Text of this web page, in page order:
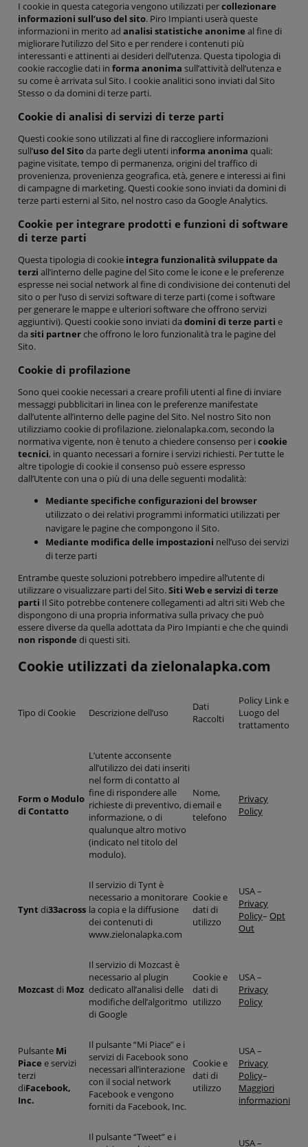
I cookie in questa categoria vengono utilizzati percollezionare
informazioni sull’uso del sito. Piro Impianti userà queste
informazioni in merito ad analisi statistiche anonime al fine di
migliorare l’utilizzo del Sito e per rendere i contenuti più
interessanti e attinenti ai desideri dell’utenza. Questa tipologia di
cookie raccoglie dati in forma anonima sull’attività dell’utenza e
su come è arrivata sul Sito. I cookie analitici sono inviati dal Sito
Stesso o da domini di terze parti.
Cookie di analisi di servizi di terze parti
Questi cookie sono utilizzati al fine di raccogliere informazioni
sull’uso del Sitoda parte degli utenti informa anonima quali:
pagine visitate, tempo di permanenza, origini del traffico di
provenienza, provenienza geografica, età, genere e interessi ai fini
di campagne di marketing. Questi cookie sono inviati da domini di
terze parti esterni al Sito, nel nostro caso da Google Analytics.
Cookie per integrare prodotti e funzioni di software
di terze parti
Questa tipologia di cookie integra funzionalità sviluppate da
terzi all’interno delle pagine del Sito come le icone e le preferenze
espresse nei social network al fine di condivisione dei contenuti del
sito o per l’uso di servizi software di terze parti (come i software
per generare le mappe e ulteriori software che offrono servizi
aggiuntivi). Questi cookie sono inviati da domini di terze parti e
da siti partnerche offrono le loro funzionalità tra le pagine del
Sito.
Cookie di profilazione
Sono quei cookie necessari a creare profili utenti al fine di inviare
messaggi pubblicitari in linea con le preferenze manifestate
dall’utente all’interno delle pagine del Sito. Nel nostro Sito non
utilizziamo cookie di profilazione. zielonalapka.com, secondo la
normativa vigente, non è tenuto a chiedere consenso per i cookie
tecnici, in quanto necessari a fornire i servizi richiesti. Per tutte le
altre tipologie di cookie il consenso può essere espresso
dall’Utente con una o più di una delle seguenti modalità:
Mediante specifiche configurazioni del browser
utilizzato o dei relativi programmi informatici utilizzati per
navigare le pagine che compongono il Sito.
Mediante modifica delle impostazioni nell’uso dei servizi
di terze parti
Entrambe queste soluzioni potrebbero impedire all’utente di
utilizzare o visualizzare parti del Sito.Siti Web e servizi di terze
parti Il Sito potrebbe contenere collegamenti ad altri siti Web che
dispongono di una propria informativa sulla privacy che può
essere diverse da quella adottata da Piro Impianti e che che quindi
non risponde di questi siti.
Cookie utilizzati da zielonalapka.com
Tipo di Cookie Descrizione dell’uso
Dati
Raccolti
Policy Link e
Luogo del
trattamento
Form o Modulo
di Contatto
L’utente acconsente
all’utilizzo dei dati inseriti
nel form di contatto al
fine di rispondere alle
richieste di preventivo, di
informazione, o di
qualunque altro motivo
(indicato nel titolo del
modulo).
Nome,
email e
telefono
Privacy
Policy
Tynt di33across
Il servizio di Tynt è
necessario a monitorare
la copia e la diffusione
dei contenuti di
www.zielonalapka.com
Cookie e
dati di
utilizzo
USA –
Privacy
Policy– Opt
Out
Mozcast di Moz
Il servizio di Mozcast è
necessario al plugin
dedicato all’analisi delle
modifiche dell’algoritmo
di Google
Cookie e
dati di
utilizzo
USA –
Privacy
Policy
Pulsante Mi
Piace e servizi
terzi
diFacebook,
Inc.
Il pulsante “Mi Piace” e i
servizi di Facebook sono
necessari all’interazione
con il social network
Facebook e vengono
forniti da Facebook, Inc.
Cookie e
dati di
utilizzo
USA –
Privacy
Policy–
Maggiori
informazioni
Il pulsante “Tweet” e i
USA –